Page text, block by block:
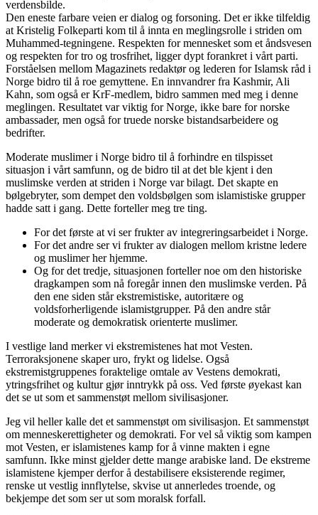
verdensbilde.
Den eneste farbare veien er dialog og forsoning. Det er ikke tilfeldig
at Kristelig Folkeparti kom til å innta en meglingsrolle i striden om
Muhammed-tegningene. Respekten for mennesket som et åndsvesen
og respekten for tro og trosfrihet, ligger dypt forankret i vårt parti.
Forståelsen mellom Magazinets redaktør og lederen for Islamsk råd i
Norge bidro til å roe gemyttene. En innvandrer fra Kashmir, Ali
Kahn, som også er KrF-medlem, bidro sammen med meg i denne
meglingen. Resultatet var viktig for Norge, ikke bare for norske
ambassader, men også for truede norske bistandsarbeidere og
bedrifter.
Moderate muslimer i Norge bidro til å forhindre en tilspisset
situasjon i vårt samfunn, og de bidro til at det ble kjent i den
muslimske verden at striden i Norge var bilagt. Det skapte en
bølgebryter, som dempet den voldsbølgen som islamistiske grupper
hadde satt i gang. Dette forteller meg tre ting.
For det første at vi ser frukter av integreringsarbeidet i Norge.
For det andre ser vi frukter av dialogen mellom kristne ledere
og muslimer her hjemme.
Og for det tredje, situasjonen forteller noe om den historiske
dragkampen som nå foregår innen den muslimske verden. På
den ene siden står ekstremistiske, autoritære og
voldsforherligende islamistgrupper. På den andre står
moderate og demokratisk orienterte muslimer.
I vestlige land merker vi ekstremistenes hat mot Vesten.
Terroraksjonene skaper uro, frykt og lidelse. Også
ekstremistgruppenes foraktelige omtale av Vestens demokrati,
ytringsfrihet og kultur gjør inntrykk på oss. Ved første øyekast kan
det se ut som et sammenstøt mellom sivilisasjoner.
Jeg vil heller kalle det et sammenstøt om sivilisasjon. Et sammenstøt
om menneskerettigheter og demokrati. For vel så viktig som kampen
mot Vesten, er islamistenes kamp for å vinne makten i egne
samfunn. Ikke minst gjelder dette mange arabiske land. De ekstreme
islamistene kjemper derfor å destabilisere eksisterende regimer,
renske ut vestlig innflytelse, skvise ut annerledes troende, og
bekjempe det som ser ut som moralsk forfall.